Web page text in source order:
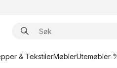
& TekstilerMøblerUtemøbler